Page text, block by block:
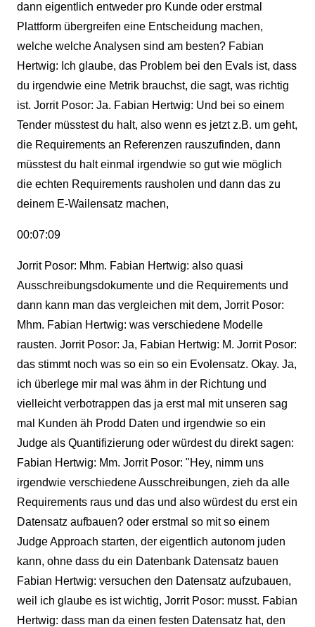
dann eigentlich entweder pro Kunde oder erstmal
Plattform übergreifen eine Entscheidung machen,
welche welche Analysen sind am besten? Fabian
Hertwig: Ich glaube, das Problem bei den Evals ist, dass
du irgendwie eine Metrik brauchst, die sagt, was richtig
ist. Jorrit Posor: Ja. Fabian Hertwig: Und bei so einem
Tender müsstest du halt, also wenn es jetzt z.B. um geht,
die Requirements an Referenzen rauszufinden, dann
müsstest du halt einmal irgendwie so gut wie möglich
die echten Requirements rausholen und dann das zu
deinem E-Wailensatz machen,
00:07:09
Jorrit Posor: Mhm. Fabian Hertwig: also quasi
Ausschreibungsdokumente und die Requirements und
dann kann man das vergleichen mit dem, Jorrit Posor:
Mhm. Fabian Hertwig: was verschiedene Modelle
rausten. Jorrit Posor: Ja, Fabian Hertwig: M. Jorrit Posor:
das stimmt noch was so ein so ein Evolensatz. Okay. Ja,
ich überlege mir mal was ähm in der Richtung und
vielleicht verbotrappen das ja erst mal mit unseren sag
mal Kunden äh Prodd Daten und irgendwie so ein
Judge als Quantifizierung oder würdest du direkt sagen:
Fabian Hertwig: Mm. Jorrit Posor: "Hey, nimm uns
irgendwie verschiedene Ausschreibungen, zieh da alle
Requirements raus und das und also würdest du erst ein
Datensatz aufbauen? oder erstmal so mit so einem
Judge Approach starten, der eigentlich autonom juden
kann, ohne dass du ein Datenbank Datensatz bauen
Fabian Hertwig: versuchen den Datensatz aufzubauen,
weil ich glaube es ist wichtig, Jorrit Posor: musst. Fabian
Hertwig: dass man da einen festen Datensatz hat, den